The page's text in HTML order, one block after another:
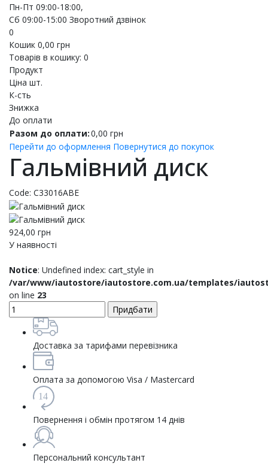
Пн-Пт 09:00-18:00,
Сб 09:00-15:00 Зворотний дзвінок
0
Кошик 0,00 грн
Товарів в кошику: 0
Продукт
Ціна шт.
К-сть
Знижка
До оплати
Разом до оплати:0,00 грн
Перейти до оформлення Повернутися до покупок
Гальмівний диск
Code: C33016ABE
924,00 грн
У наявності
Notice: Undefined index: cart_style in
/var/www/iautostore/iautostore.com.ua/templates/
on line 23
Доставка за тарифами перевізника
Оплата за допомогою Visa / Mastercard
14
Повернення і обмін протягом 14 днів
Персональний консультант